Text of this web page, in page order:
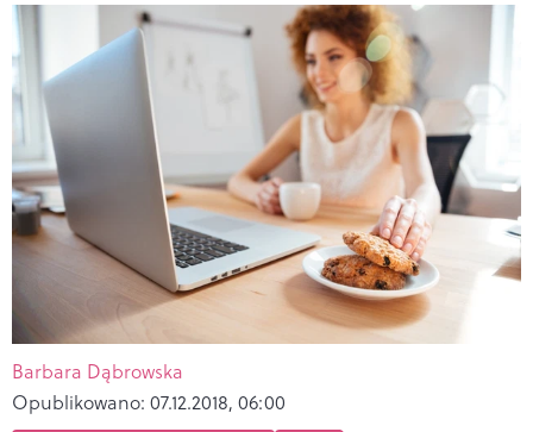
Barbara Dąbrowska
Opublikowano: 07.12.2018, 06:00